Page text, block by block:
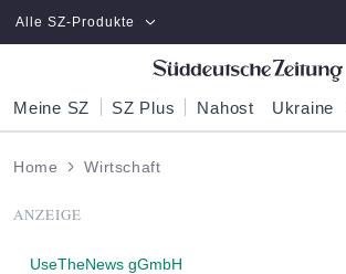
Zum Hauptinhalt springen
Alle SZ-Produkte
Meine SZ SZ Plus Nahost Ukraine
Home Wirtschaft
ANZEIGE
UseTheNews gGmbH